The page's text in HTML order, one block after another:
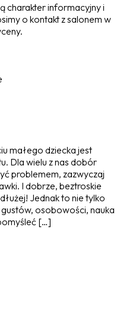
charakter informacyjny i
o kontakt z salonem w
małego dziecka jest
Dla wielu z nas dobór
problemem, zazwyczaj
I dobrze, beztroskie
Jednak to nie tylko
osobowości, nauka
[…]